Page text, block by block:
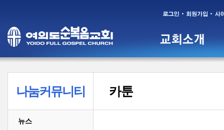
나눔커뮤니티
뉴스
카툰